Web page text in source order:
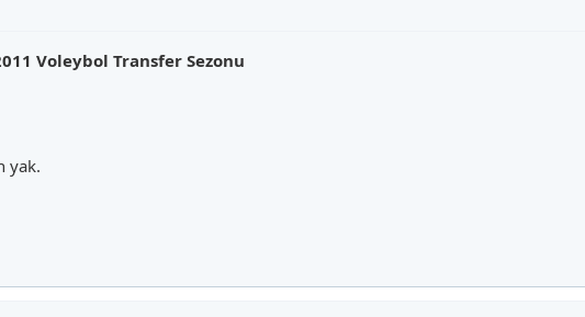
Voleybol Transfer Sezonu
yak.